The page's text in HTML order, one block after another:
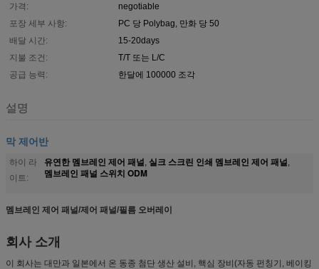
가격:
negotiable
포장 세부 사항:
PC 당 Polybag, 만화 당 50
배달 시간:
15-20days
지불 조건:
T/T 또는 L/C
공급 능력:
한달에 100000 조각
설명
막 제어반
하이 라
이트:
유연한 멤브레인 제어 패널, 실크 스크린 인쇄 멤브레인 제어 패널,
멤브레인 패널 스위치 ODM
멤브레인 제어 패널/제어 패널/필름 오버레이
회사 소개
이 회사는 대만과 일본에서 온 동종 첨단 생산 설비, 핵심 장비(자동 펀칭기, 베이킹